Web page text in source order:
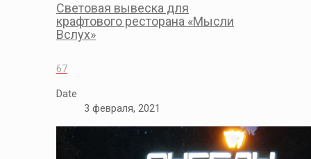
Световая вывеска для
крафтового ресторана «Мысли
Вслух»
67
Date
3 февраля, 2021